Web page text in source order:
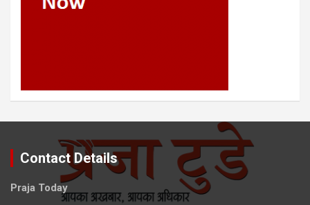
Contact Details
Praja Today